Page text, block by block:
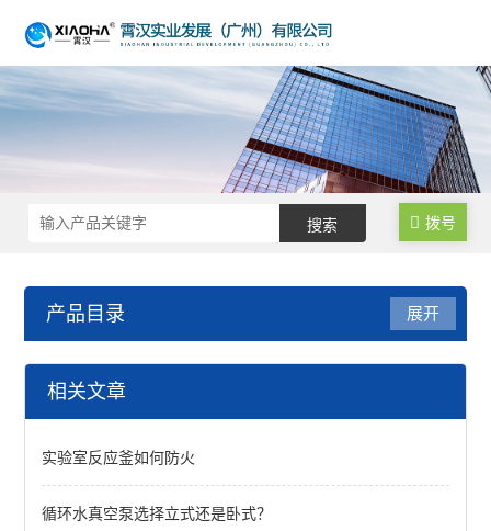
拨号
产品目录
低温反应浴/恒温槽
展开
相关文章
实验室反应釜如何防火
循环水真空泵选择立式还是卧式？